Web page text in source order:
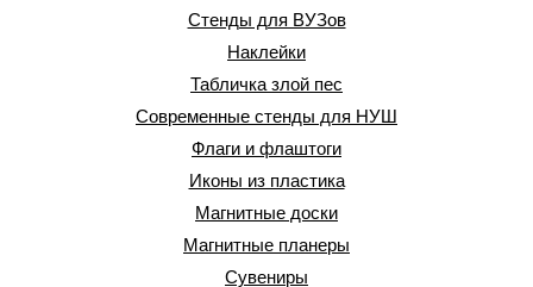
Стенды для ВУЗов
Наклейки
Табличка злой пес
Современные стенды для НУШ
Флаги и флаштоги
Иконы из пластика
Магнитные доски
Магнитные планеры
Сувениры